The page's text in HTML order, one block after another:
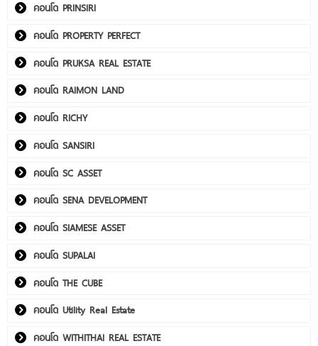
คอนโด PRINSIRI
คอนโด PROPERTY PERFECT
คอนโด PRUKSA REAL ESTATE
คอนโด RAIMON LAND
คอนโด RICHY
คอนโด SANSIRI
คอนโด SC ASSET
คอนโด SENA DEVELOPMENT
คอนโด SIAMESE ASSET
คอนโด SUPALAI
คอนโด THE CUBE
คอนโด Utility Real Estate
คอนโด WITHITHAI REAL ESTATE